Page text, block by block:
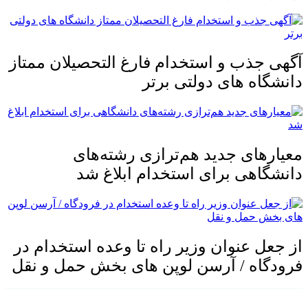
آگهی جذب و استخدام فارغ التحصیلان ممتاز
دانشگاه های دولتی برتر
معیار‌های جدید هم‌ترازی رشته‌های
دانشگاهی برای استخدام ابلاغ شد
از جعل عنوان وزیر راه تا وعده استخدام در
فرودگاه / آرسن لوپن های بخش حمل و نقل